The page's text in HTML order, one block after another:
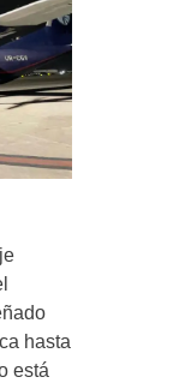
hasta
está